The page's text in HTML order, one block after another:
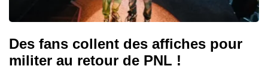
Des fans collent des affiches pour
militer au retour de PNL !